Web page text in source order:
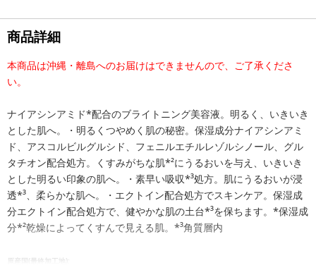
商品詳細
本商品は沖縄・離島へのお届けはできませんので、ご了承くださ
い。
ナイアシンアミド*配合のブライトニング美容液。明るく、いきいき
とした肌へ。・明るくつやめく肌の秘密。保湿成分ナイアシンアミ
ド、アスコルビルグルシド、フェニルエチルレゾルシノール、グル
タチオン配合処方。くすみがちな肌*²にうるおいを与え、いきいき
とした明るい印象の肌へ。・素早い吸収*³処方。肌にうるおいが浸
透*³、柔らかな肌へ。・エクトイン配合処方でスキンケア。保湿成
分エクトイン配合処方で、健やかな肌の土台*³を保ちます。*保湿成
分*²乾燥によってくすんで見える肌。*³角質層内
原産国(最終加工地):